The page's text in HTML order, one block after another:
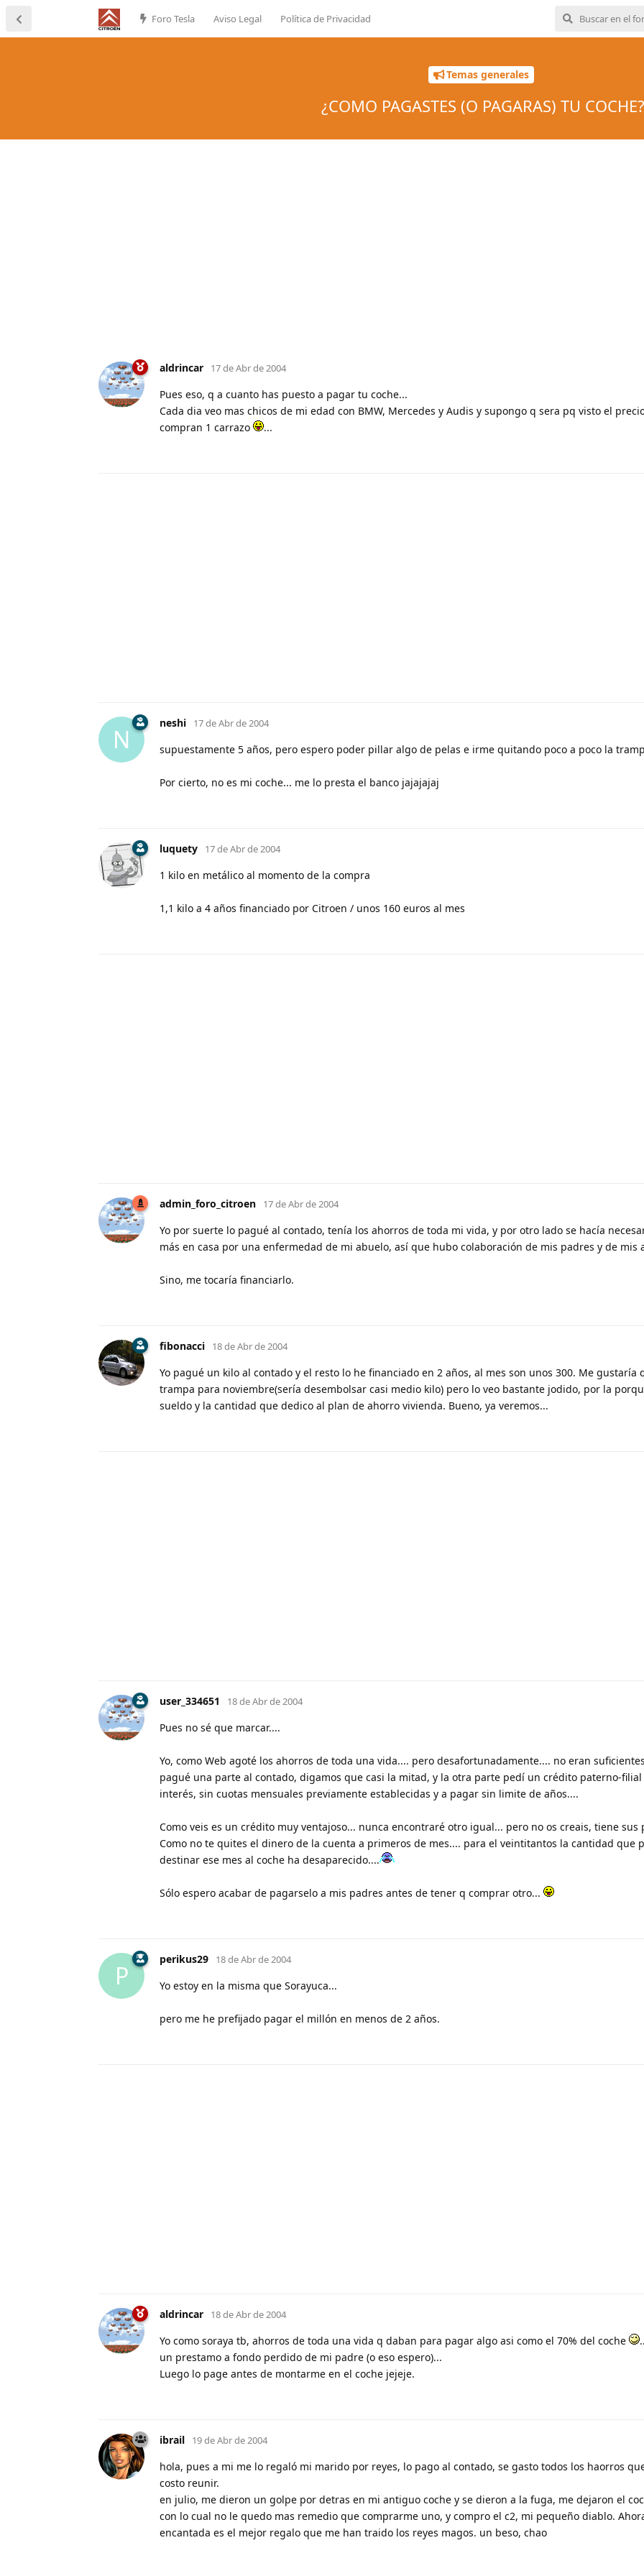
Foro Tesla Aviso Legal Política de Privacidad
Temas generales
¿COMO PAGASTES (O PAGARAS) TU COCHE?
aldrincar 17 de Abr de 2004
Pues eso, q a cuanto has puesto a pagar tu coche...
Cada dia veo mas chicos de mi edad con BMW, Mercedes y Audis y supongo q sera pq visto el
compran 1 carrazo
...
N
neshi 17 de Abr de 2004
supuestamente 5 años, pero espero poder pillar algo de pelas e irme quitando poco a poco la
Por cierto, no es mi coche... me lo presta el banco jajajajaj
luquety 17 de Abr de 2004
1 kilo en metálico al momento de la compra
1,1 kilo a 4 años financiado por Citroen / unos 160 euros al mes
admin_foro_citroen 17 de Abr de 2004
Yo por suerte lo pagué al contado, tenía los ahorros de toda mi vida, y por otro lado se hacía
más en casa por una enfermedad de mi abuelo, así que hubo colaboración de mis padres y de mis
Sino, me tocaría financiarlo.
fibonacci 18 de Abr de 2004
Yo pagué un kilo al contado y el resto lo he financiado en 2 años, al mes son unos 300. Me gustaría
trampa para noviembre(sería desembolsar casi medio kilo) pero lo veo bastante jodido, por la
sueldo y la cantidad que dedico al plan de ahorro vivienda. Bueno, ya veremos...
user_334651 18 de Abr de 2004
Pues no sé que marcar....
Yo, como Web agoté los ahorros de toda una vida.... pero desafortunadamente.... no eran
pagué una parte al contado, digamos que casi la mitad, y la otra parte pedí un crédito paterno-
interés, sin cuotas mensuales previamente establecidas y a pagar sin limite de años....
Como veis es un crédito muy ventajoso... nunca encontraré otro igual... pero no os creais, tiene sus
Como no te quites el dinero de la cuenta a primeros de mes.... para el veintitantos la cantidad que
destinar ese mes al coche ha desaparecido....
Sólo espero acabar de pagarselo a mis padres antes de tener q comprar otro...
P
perikus29 18 de Abr de 2004
Yo estoy en la misma que Sorayuca...
pero me he prefijado pagar el millón en menos de 2 años.
aldrincar 18 de Abr de 2004
Yo como soraya tb, ahorros de toda una vida q daban para pagar algo asi como el 70% del coche
un prestamo a fondo perdido de mi padre (o eso espero)...
Luego lo page antes de montarme en el coche jejeje.
ibrail 19 de Abr de 2004
hola, pues a mi me lo regaló mi marido por reyes, lo pago al contado, se gasto todos los haorros
costo reunir.
en julio, me dieron un golpe por detras en mi antiguo coche y se dieron a la fuga, me dejaron el
con lo cual no le quedo mas remedio que comprarme uno, y compro el c2, mi pequeño diablo.
encantada es el mejor regalo que me han traido los reyes magos. un beso, chao